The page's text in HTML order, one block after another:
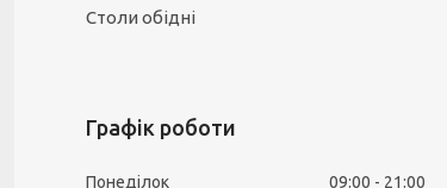
Столи обідні
Графік роботи
Понеділок 09:00
21:00